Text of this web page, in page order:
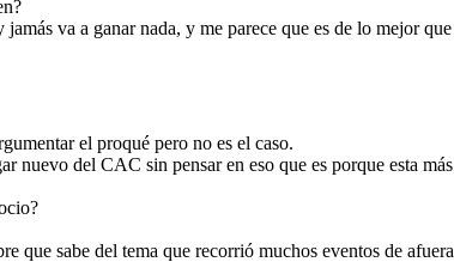
va a ganar nada, y me parece que es de lo mejor
el proqué pero no es el caso.
del CAC sin pensar en eso que es porque esta
que sabe del tema que recorrió muchos eventos de